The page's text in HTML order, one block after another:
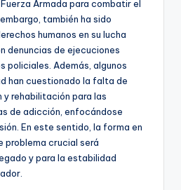
Armada para combatir el
también ha sido
humanos en su lucha
denuncias de ejecuciones
policiales. Además, algunos
han cuestionado la falta de
rehabilitación para las
de adicción, enfocándose
En este sentido, la forma en
problema crucial será
y para la estabilidad